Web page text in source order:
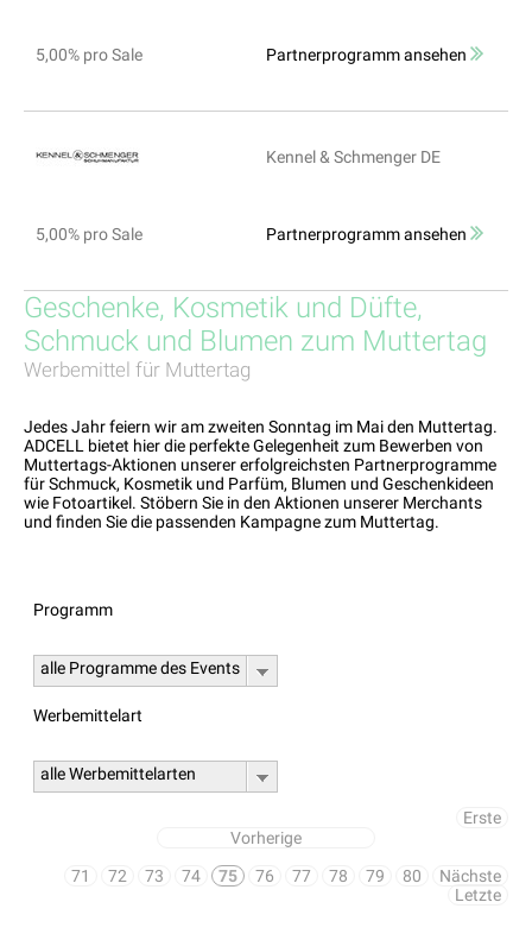
5,00% pro Sale Partnerprogramm ansehen
Kennel & Schmenger DE
5,00% pro Sale Partnerprogramm ansehen
Geschenke, Kosmetik und Düfte,
Schmuck und Blumen zum Muttertag
Werbemittel für Muttertag
Jedes Jahr feiern wir am zweiten Sonntag im Mai den Muttertag.
ADCELL bietet hier die perfekte Gelegenheit zum Bewerben von
Muttertags-Aktionen unserer erfolgreichsten Partnerprogramme
für Schmuck, Kosmetik und Parfüm, Blumen und Geschenkideen
wie Fotoartikel. Stöbern Sie in den Aktionen unserer Merchants
und finden Sie die passenden Kampagne zum Muttertag.
Programm
alle Programme des Events
Werbemittelart
alle Werbemittelarten
Erste
Vorherige
71
72 73 74 75 76 77 78 79 80
Nächste
Letzte